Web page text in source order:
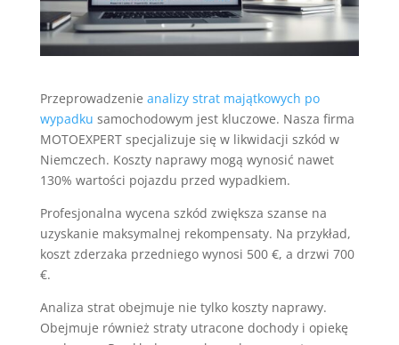
Przeprowadzenie analizy strat majątkowych po
wypadku samochodowym jest kluczowe. Nasza firma
MOTOEXPERT specjalizuje się w likwidacji szkód w
Niemczech. Koszty naprawy mogą wynosić nawet
130% wartości pojazdu przed wypadkiem.
Profesjonalna wycena szkód zwiększa szanse na
uzyskanie maksymalnej rekompensaty. Na przykład,
koszt zderzaka przedniego wynosi 500 €, a drzwi 700
€.
Analiza strat obejmuje nie tylko koszty naprawy.
Obejmuje również straty utracone dochody i opiekę